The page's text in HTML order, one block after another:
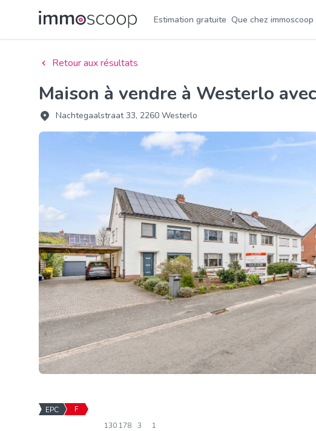
Estimation gratuite Que chez immoscoop
Retour aux résultats
Maison à vendre à Westerlo
Nachtegaalstraat 33, 2260 Westerlo
EPC F
130 178 3 1